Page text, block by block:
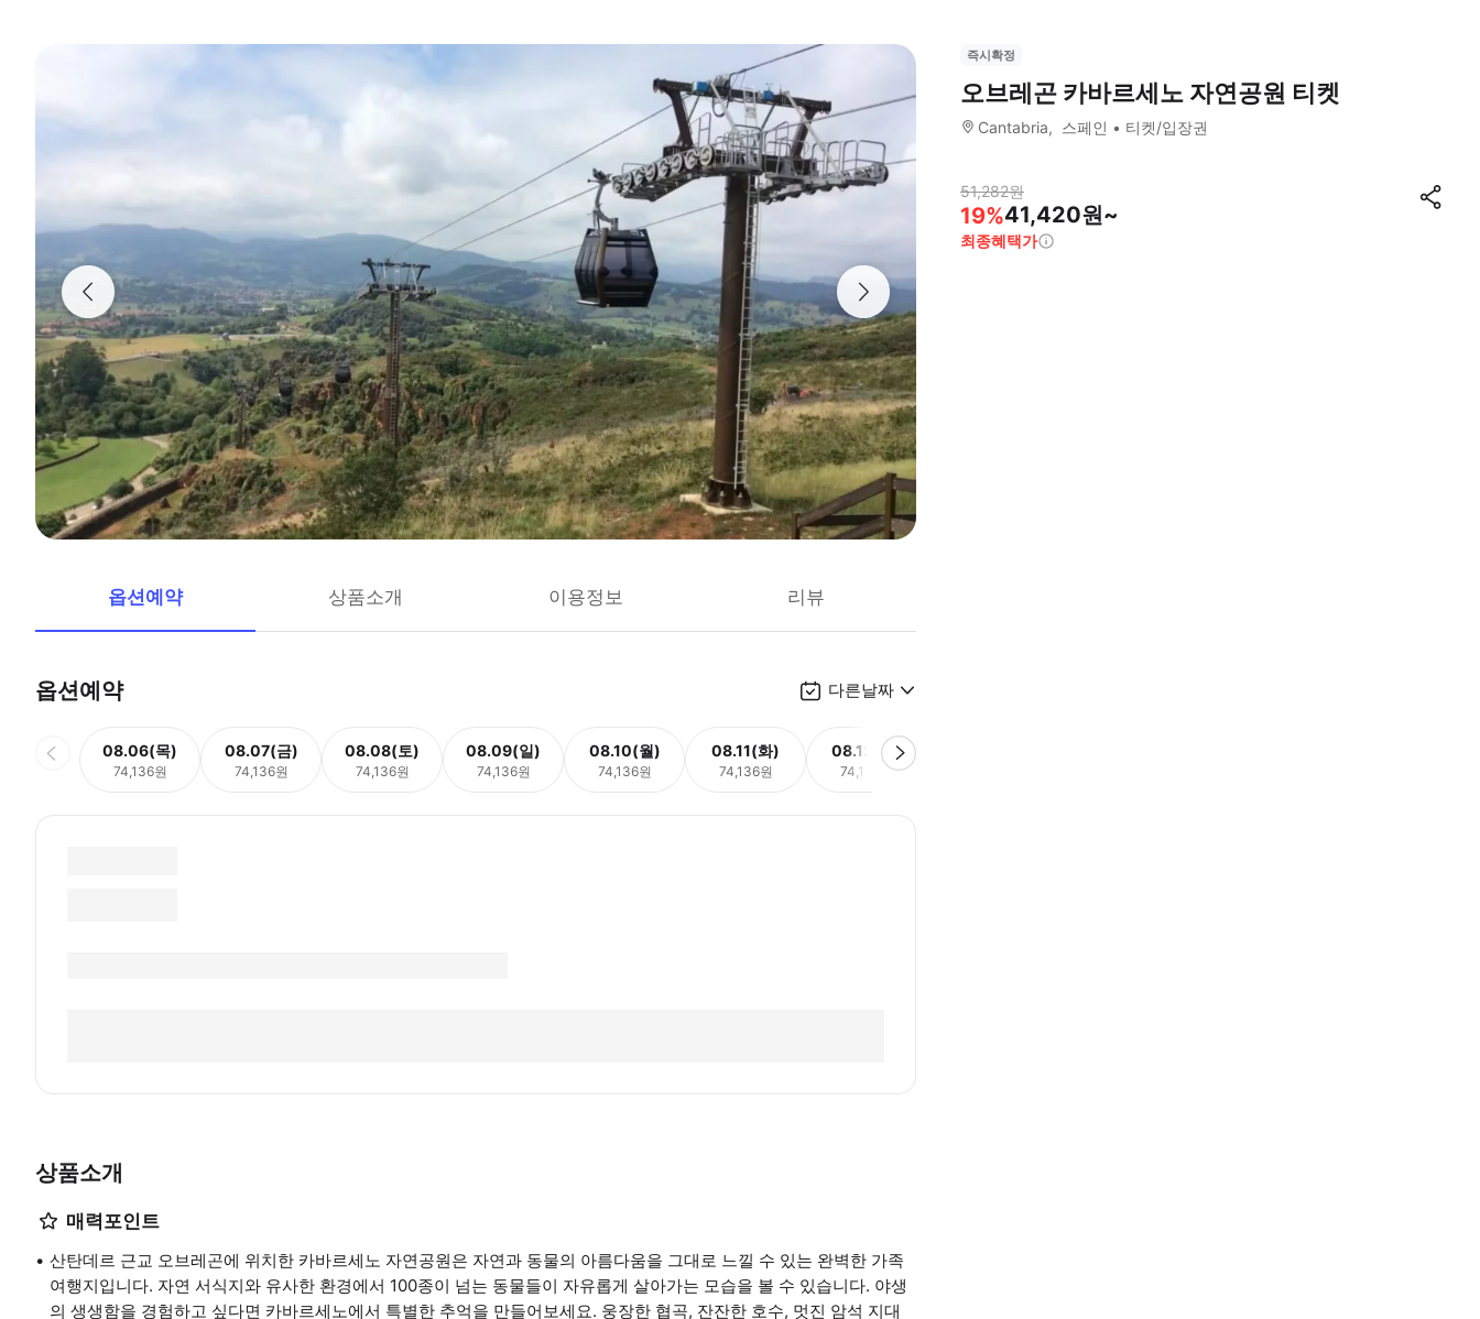
옵션예약 상품소개 이용정보 리뷰
옵션예약 다른날짜
08.06(목)
74,136원
08.07(금)
74,136원
08.08(토)
74,136원
08.09(일)
74,136원
08.10(월)
74,136원
08.11(화)
74,136원
08.12(수)
74,136원
상품소개
매력포인트
산탄데르 근교 오브레곤에 위치한 카바르세노 자연공원은 자연과 동물의 아름다움을 그대로 느낄 수 있는 완벽한 가족
여행지입니다. 자연 서식지와 유사한 환경에서 100종이 넘는 동물들이 자유롭게 살아가는 모습을 볼 수 있습니다. 야생
의 생생함을 경험하고 싶다면 카바르세노에서 특별한 추억을 만들어보세요. 웅장한 협곡, 잔잔한 호수, 멋진 암석 지대
즉시확정
오브레곤 카바르세노 자연공원 티켓
Cantabria 스페인 티켓/입장권
51,282원
19%41,420원~
최종혜택가